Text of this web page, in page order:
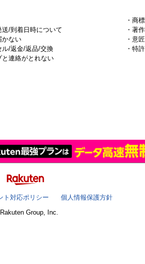
送/到着日時について
かない
ル/返金/返品/交換
と連絡がとれない
・商
・著
・意
・特
ト対応ポリシー
個人情報保護方針
Group, Inc.